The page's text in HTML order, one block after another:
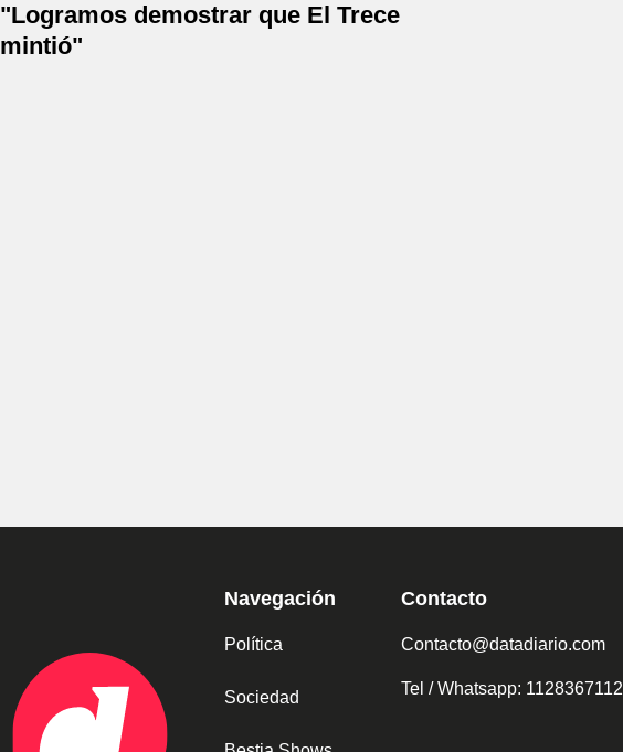
"Logramos demostrar que El Trece
mintió"
Navegación
Política
Sociedad
Contacto
Contacto@datadiario.com
Tel / Whatsapp: 1128367112